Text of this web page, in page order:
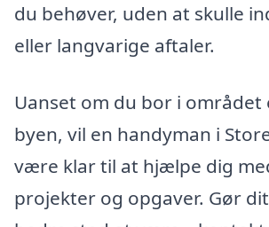
du behøver, uden at skulle
eller langvarige aftaler.
Uanset om du bor i området
byen, vil en handyman i
være klar til at hjælpe dig
projekter og opgaver. Gør